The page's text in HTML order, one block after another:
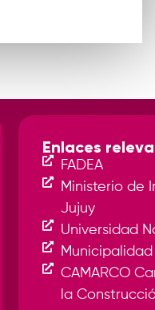
Enlaces
FADEA
Ministerio de
Jujuy
Universidad
CAMARCO
la